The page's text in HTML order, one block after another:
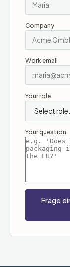
Company
Work email
Your role
Your question
Frage